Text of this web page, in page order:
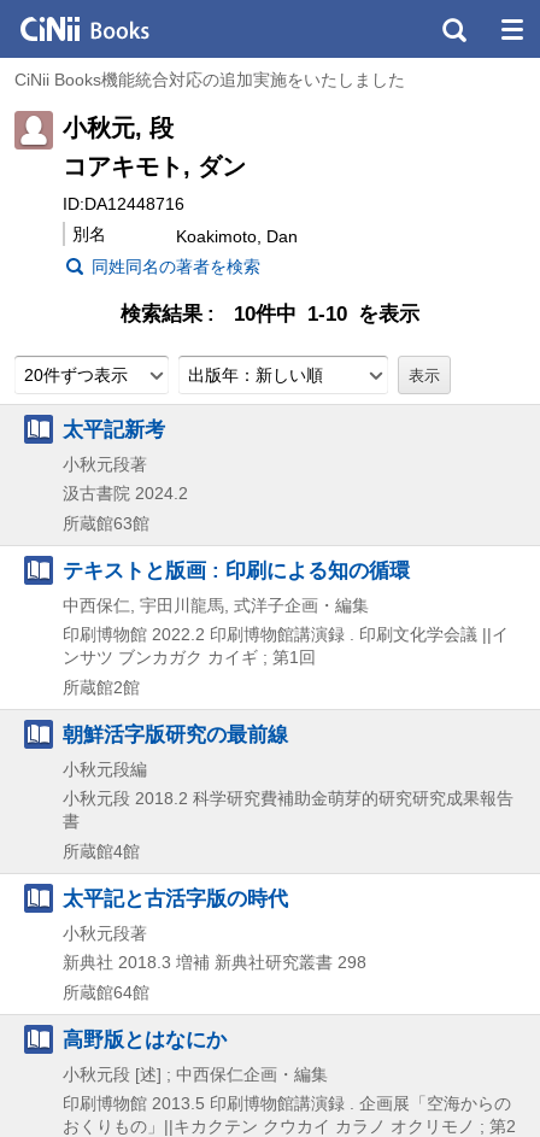
CiNii Books機能統合対応の追加実施をいたしました
小秋元, 段
コアキモト, ダン
ID:DA12448716
別名
Koakimoto, Dan
同姓同名の著者を検索
検索結果 10件中 1-10 を表示
20件ずつ表示 出版年：新しい順
太平記新考
小秋元段著
汲古書院 2024.2
所蔵館63館
テキストと版画 : 印刷による知の循環
中西保仁, 宇田川龍馬, 式洋子企画・編集
印刷博物館 2022.2 印刷博物館講演録 . 印刷文化学会議 ||イ
ンサツ ブンカガク カイギ ; 第1回
所蔵館2館
朝鮮活字版研究の最前線
小秋元段編
小秋元段 2018.2 科学研究費補助金萌芽的研究研究成果報告
書
所蔵館4館
太平記と古活字版の時代
小秋元段著
新典社 2018.3 増補 新典社研究叢書 298
所蔵館64館
高野版とはなにか
小秋元段 [述] ; 中西保仁企画・編集
印刷博物館 2013.5 印刷博物館講演録 . 企画展「空海からの
おくりもの」||キカクテン クウカイ カラノ オクリモノ ; 第2